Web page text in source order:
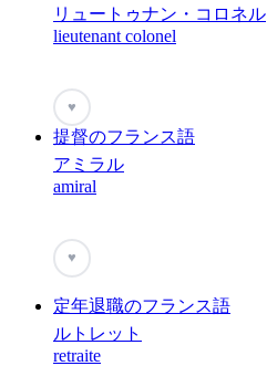
リュートゥナン・コロネル
lieutenant colonel
♥
提督のフランス語
アミラル
amiral
♥
定年退職のフランス語
ルトレット
retraite